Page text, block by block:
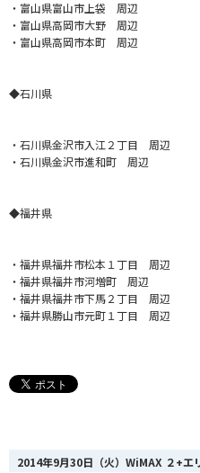
・富山県富山市上袋 周辺
・富山県高岡市大野 周辺
・富山県高岡市本町 周辺
◆石川県
・石川県金沢市入江２丁目 周辺
・石川県金沢市進和町 周辺
◆福井県
・福井県福井市松本１丁目 周辺
・福井県福井市河増町 周辺
・福井県福井市下馬２丁目 周辺
・福井県勝山市元町１丁目 周辺
2014年9月30日（火）WiMAX ２+エ